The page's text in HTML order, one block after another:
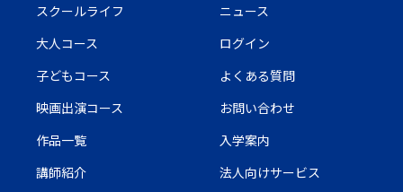
スクールライフ
大人コース
子どもコース
映画出演コース
作品一覧
講師紹介
ニュース
ログイン
よくある質問
お問い合わせ
入学案内
法人向けサービス